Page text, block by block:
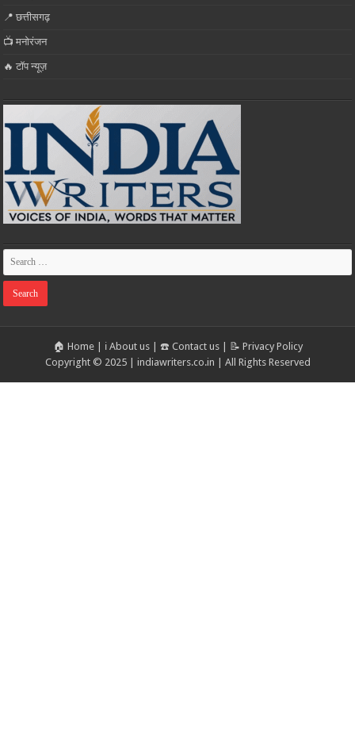
📍 छत्तीसगढ़
📺 मनोरंजन
🔥 टॉप न्यूज़
🏠 Home| ℹ️ About us| ☎️ Contact us|
📝 Privacy Policy
Copyright © 2025 | indiawriters.co.in | All Rights Reserved